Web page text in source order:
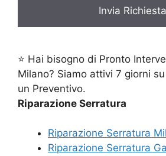
⭐ Hai bisogno di Pronto
Milano? Siamo attivi 7 giorni
un Preventivo.
Riparazione Serratura
Riparazione Serratura
Riparazione Serratura